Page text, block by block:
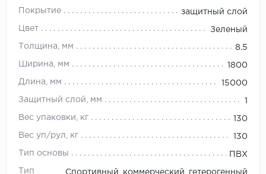
Покрытие защитный слой
Цвет Зеленый
Толщина, мм 8.5
Ширина, мм 1800
Длина, мм 15000
Защитный слой, мм
Вес упаковки, кг 130
Вес уп/рул, кг 130
Тип основы ПВХ
Тип Спортивный, коммерческий, гетерогенный